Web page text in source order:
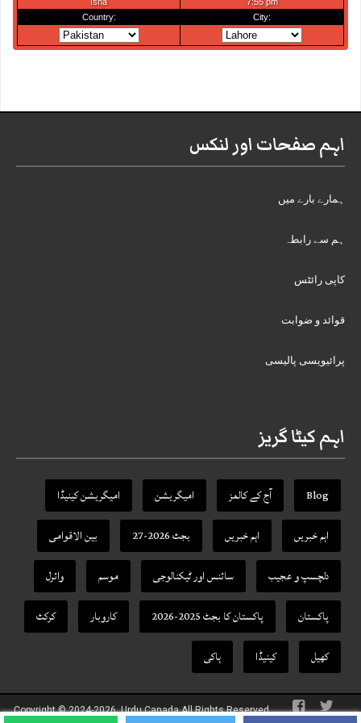
اہم صفحات اور لنکس
ہمارے بارے میں
ہم سے رابطہ
کاپی رائٹس
قوائد و ضوابت
پرائیویسی پالیسی
اہم کیٹا گریز
Blog آج کے کالمز امیگریشن
امیگریشن کینیڈا
اہم خبریں
اہم خبریں بجٹ 2026-27
بین الاقوامی
دلچسپ و عجیب
سائنس اور ٹیکنالوجی موسم
وائرل
پاکستان
پاکستان کا بجٹ 2025-2026 کاروبار
کرکٹ
کھیل
کینیڈا ہاکی
Copyright © 2024-2026, Urdu Canada All Rights Reserved.